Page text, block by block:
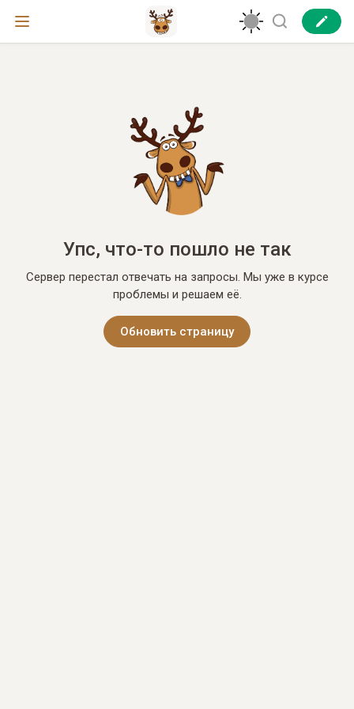
Упс, что-то пошло не так
Сервер перестал отвечать на запросы. Мы уже в курсе
проблемы и решаем её.
Обновить страницу